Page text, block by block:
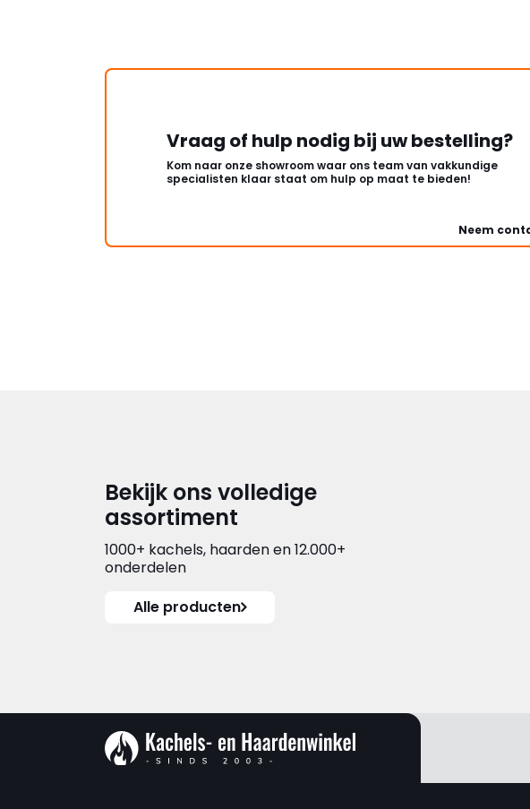
Vraag of hulp nodig bij uw bestelling?
Kom naar onze showroom waar ons team van vakkundige
specialisten klaar staat om hulp op maat te bieden!
Neem
Bekijk ons volledige
assortiment
1000+ kachels, haarden en 12.000+
onderdelen
Alle producten